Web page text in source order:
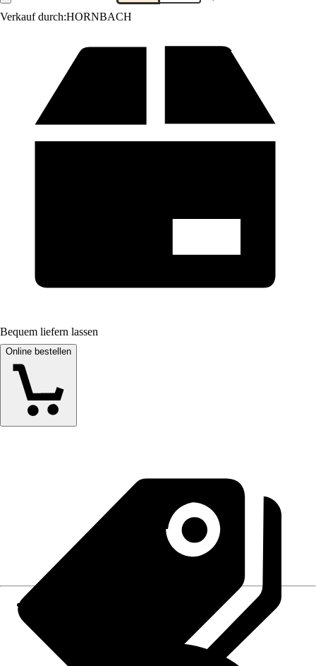
Verkauf durch:HORNBACH
Bequem liefern lassen
Online bestellen